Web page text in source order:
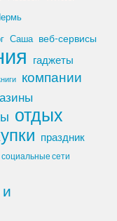
Саша веб-сервисы
гаджеты
компании
отдых
праздник
социальные сети